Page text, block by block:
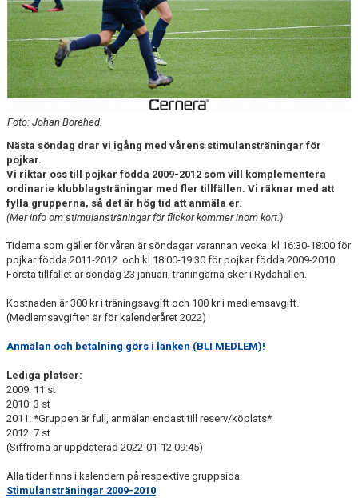
UNICOACH
TABELL P19
TABELL P17
TABELL P15
TABELLER LIGACUPEN
Foto: Johan Borehed.
Nästa söndag drar vi igång med vårens stimulansträningar för
pojkar.
Vi riktar oss till pojkar födda 2009-2012 som vill komplementera
ordinarie klubblagsträningar med fler tillfällen. Vi räknar med att
fylla grupperna, så det är hög tid att anmäla er.
(Mer info om stimulansträningar för flickor kommer inom kort.)
Tiderna som gäller för våren är söndagar varannan vecka: kl 16:30-18:00 för
pojkar födda 2011-2012 och kl 18:00-19:30 för pojkar födda 2009-2010.
Första tillfället är söndag 23 januari, träningarna sker i Rydahallen.
Kostnaden är 300 kr i träningsavgift och 100 kr i medlemsavgift.
(Medlemsavgiften är för kalenderåret 2022)
Anmälan och betalning görs i länken (BLI MEDLEM)!
Lediga platser:
2009: 11 st
2010: 3 st
2011: *Gruppen är full, anmälan endast till reserv/köplats*
2012: 7 st
(Siffrorna är uppdaterad 2022-01-12 09:45)
Alla tider finns i kalendern på respektive gruppsida:
Stimulansträningar 2009-2010